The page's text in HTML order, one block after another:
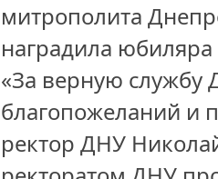
митрополита
наградила
«За верную службу
благопожеланий и
ректор ДНУ